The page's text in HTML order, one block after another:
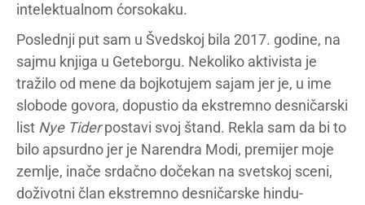
intelektualnom ćorsokaku.
Poslednji put sam u Švedskoj bila 2017. godine, na
sajmu knjiga u Geteborgu. Nekoliko aktivista je
tražilo od mene da bojkotujem sajam jer je, u ime
slobode govora, dopustio da ekstremno desničarski
list Nye Tiderpostavi svoj štand. Rekla sam da bi to
bilo apsurdno jer je Narendra Modi, premijer moje
zemlje, inače srdačno dočekan na svetskoj sceni,
doživotni član ekstremno desničarske hindu-